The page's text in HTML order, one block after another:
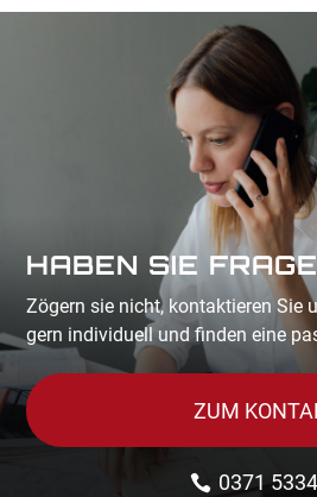
HABEN SIE
Zögern sie nicht, kontaktieren Sie
gern individuell und finden eine
ZUM
0371